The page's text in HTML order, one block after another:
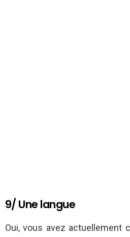
9/ Une langue
Oui, vous avez actuellement